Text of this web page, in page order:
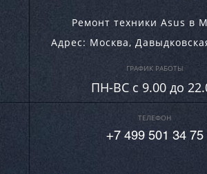
Ремонт техники Asus в
Адрес: Москва,
ГРАФИК РАБОТЫ
ПН-ВC c 9.00 до
ТЕЛЕФОН
+7 499 501 34 75